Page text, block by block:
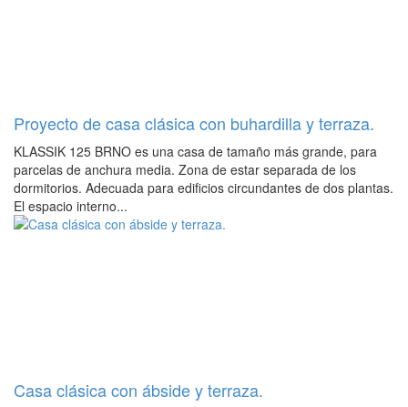
Proyecto de casa clásica con buhardilla y terraza.
KLASSIK 125 BRNO es una casa de tamaño más grande, para
parcelas de anchura media. Zona de estar separada de los
dormitorios. Adecuada para edificios circundantes de dos plantas.
El espacio interno...
Casa clásica con ábside y terraza.